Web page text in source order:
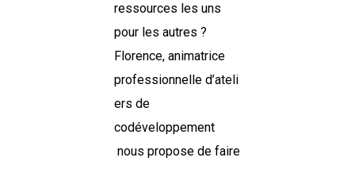
ressources les uns
pour les autres ?
Florence, animatrice
professionnelle d’ateli
ers de
codéveloppement
nous propose de faire